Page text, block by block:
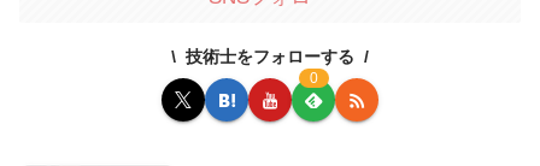
技術士をフォローする
0